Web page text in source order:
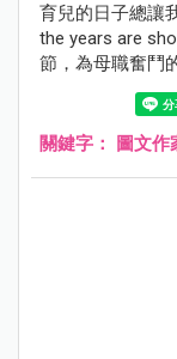
育兒的日子總讓
the years are
節，為母職奮鬥
關鍵字： 圖文作